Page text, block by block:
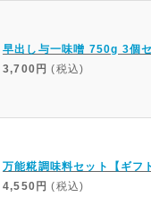
早出し与一味噌 750g 3個
3,700円 (税込)
万能糀調味料セット【ギフ
4,550円 (税込)